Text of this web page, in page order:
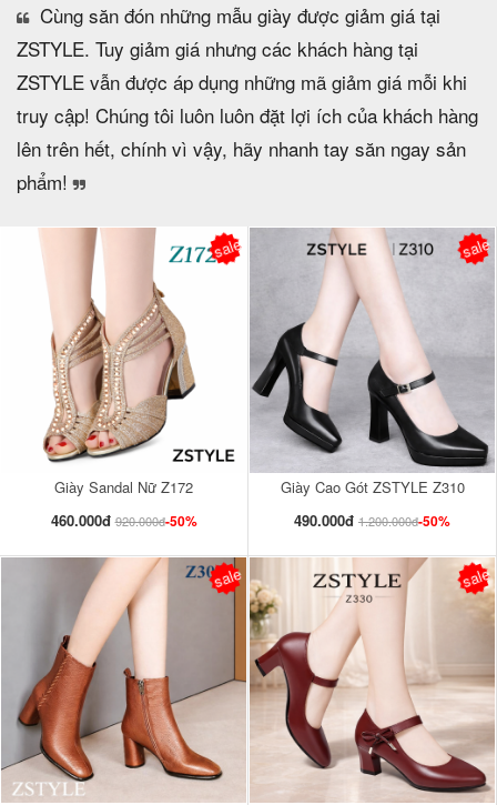
Cùng săn đón những mẫu giày được giảm giá tại
ZSTYLE. Tuy giảm giá nhưng các khách hàng tại
ZSTYLE vẫn được áp dụng những mã giảm giá mỗi khi
truy cập! Chúng tôi luôn luôn đặt lợi ích của khách hàng
lên trên hết, chính vì vậy, hãy nhanh tay săn ngay sản
phẩm!
Giày Sandal Nữ Z172
460.000đ 920.000đ-50%
sale
Giày Cao Gót ZSTYLE Z310
490.000đ 1.200.000đ-50%
sale
sale sale